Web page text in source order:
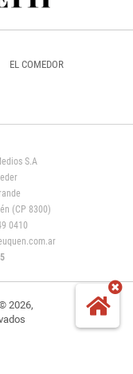
EL COMEDOR
S.A
(CP 8300)
0410
2026,